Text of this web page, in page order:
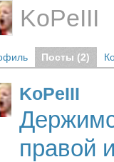
KoPeIII
Посты (2)
KoPeIII
правой